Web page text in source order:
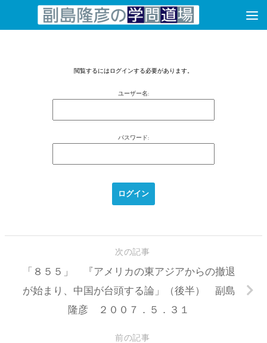
コンテンツへスキップ
閲覧するにはログインする必要があります。
ユーザー名:
パスワード:
次の記事
「８５５」 『アメリカの東アジアからの撤退
が始まり、中国が台頭する論」（後半） 副島
隆彦 ２００７．５．３１
前の記事